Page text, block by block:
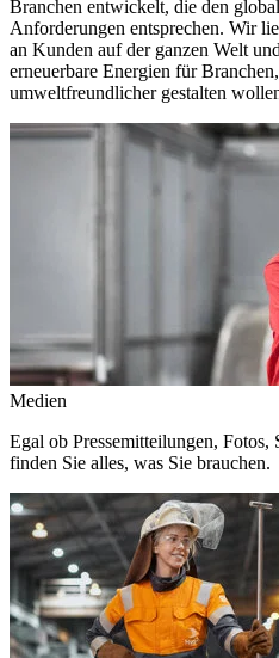
Branchen entwickelt, die den
Anforderungen entsprechen. Wir
an Kunden auf der ganzen Welt
erneuerbare Energien für
umweltfreundlicher gestalten
Medien
Egal ob Pressemitteilungen,
finden Sie alles, was Sie brauchen.